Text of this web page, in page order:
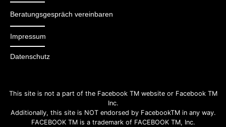
Beratungsgespräch vereinbaren
Impressum
Datenschutz
This site is not a part of the Facebook TM website or Facebook TM
Inc.
Additionally, this site is NOT endorsed by FacebookTM in any way.
FACEBOOK TM is a trademark of FACEBOOK TM, Inc.